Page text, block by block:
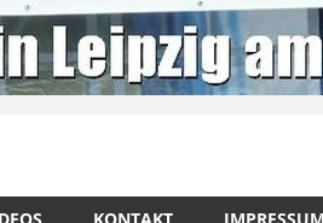
KONTAKT